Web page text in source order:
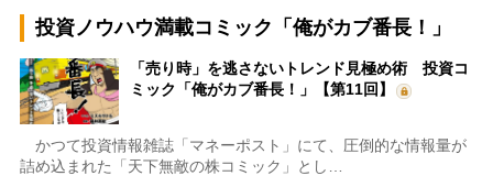
投資ノウハウ満載コミック「俺がカブ番長！」
「売り時」を逃さないトレンド見極め術 投資コ
ミック「俺がカブ番長！」【第11回】
かつて投資情報雑誌「マネーポスト」にて、圧倒的な情報量が
詰め込まれた「天下無敵の株コミック」とし…